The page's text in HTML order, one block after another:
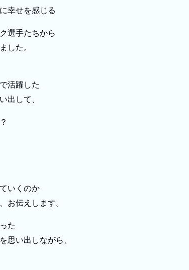
幸せを感じる
選手たちから
した。
活躍した
出して、
いくのか
お伝えします。
た
思い出しながら、